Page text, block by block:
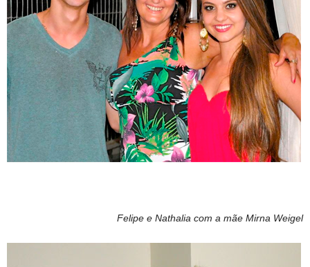
Felipe e Nathalia com a mãe Mirna Weigel